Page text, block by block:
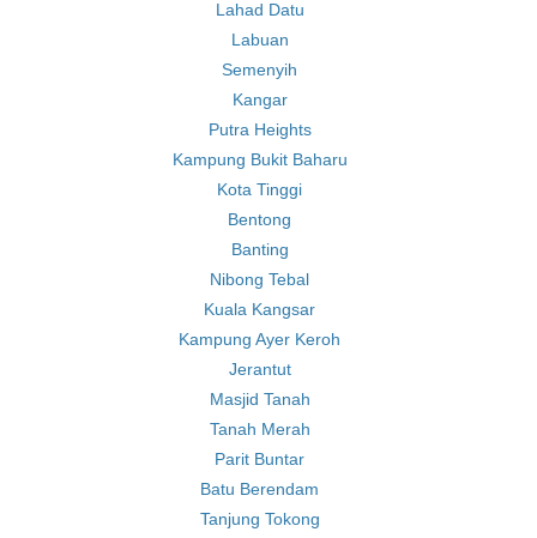
Lahad Datu
Labuan
Semenyih
Kangar
Putra Heights
Kampung Bukit Baharu
Kota Tinggi
Bentong
Banting
Nibong Tebal
Kuala Kangsar
Kampung Ayer Keroh
Jerantut
Masjid Tanah
Tanah Merah
Parit Buntar
Batu Berendam
Tanjung Tokong